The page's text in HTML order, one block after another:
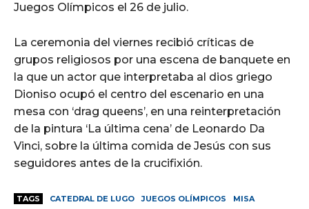
Juegos Olímpicos el 26 de julio.
La ceremonia del viernes recibió críticas de
grupos religiosos por una escena de banquete en
la que un actor que interpretaba al dios griego
Dioniso ocupó el centro del escenario en una
mesa con ‘drag queens’, en una reinterpretación
de la pintura ‘La última cena’ de Leonardo Da
Vinci, sobre la última comida de Jesús con sus
seguidores antes de la crucifixión.
TAGS CATEDRAL DE LUGO JUEGOS OLÍMPICOS
MISA